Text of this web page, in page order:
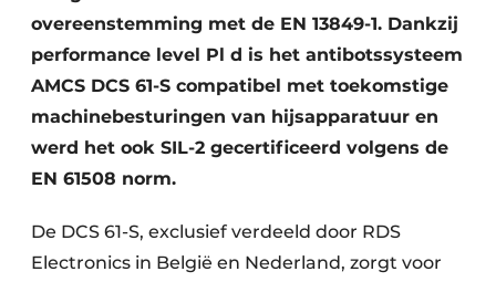
overeenstemming met de EN 13849-1. Dankzij
performance level Pl d is het antibotssysteem
AMCS DCS 61-S compatibel met toekomstige
machinebesturingen van hijsapparatuur en
werd het ook SIL-2 gecertificeerd volgens de
EN 61508 norm.
De DCS 61-S, exclusief verdeeld door RDS
Electronics in België en Nederland, zorgt voor